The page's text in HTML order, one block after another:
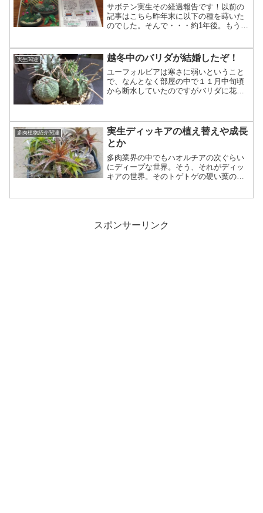
サボテン実生その経過報告です！以前の
記事はこちら昨年末に以下の種を蒔いた
のでした。そんで・・・約1年後。もう一
る撮影。フェロカクタスっぽいやつ。お
なじくマミラリ...
実生関連 越冬中のバリダが結婚したぞ！
ユーフォルビアは寒さに弱いということ
で、なんとなく部屋の中で１１月中旬頃
から断水していたのですがバリダに花が
ん（右下）ユーフォルビア/バリダお母さ
んというわけで結婚で...
多肉植物紹介関連
実生ディッキアの植え替えや成長
とか
多肉業界の中でもハオルチアの次ぐらい
にディープな世界。そう、それがディッ
キアの世界。そのトゲトゲの硬い葉のか
スポンサーリンク